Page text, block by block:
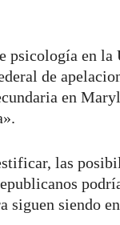
psicología en
de
en
las
siguen siendo